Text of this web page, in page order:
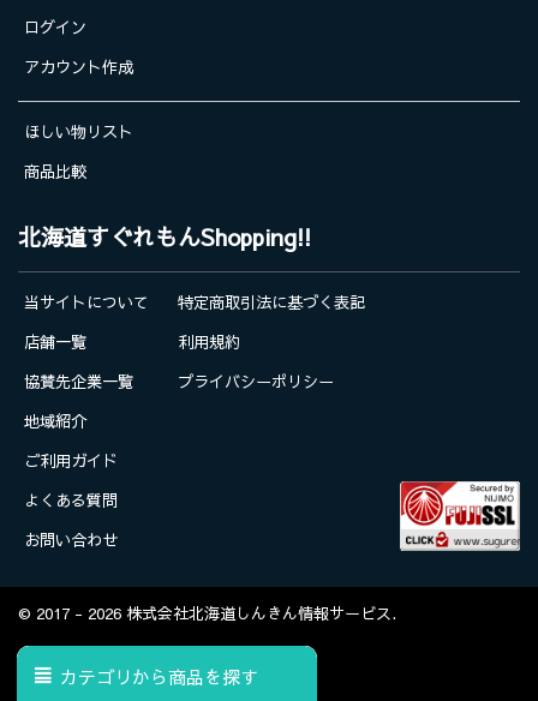
カテゴリから商品を探す
ログイン
アカウント作成
ほしい物リスト
商品比較
北海道すぐれもんShopping!!
当サイトについて
店舗一覧
協賛先企業一覧
地域紹介
ご利用ガイド
よくある質問
お問い合わせ
特定商取引法に基づく表記
利用規約
プライバシーポリシー
© 2017 - 2026 株式会社北海道しんきん情報サービス.